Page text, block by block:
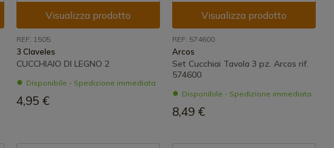
Visualizza prodotto
REF: 1505
3 Claveles
CUCCHIAIO DI LEGNO 2
Disponibile - Spedizione immediata
4,95 €
Visualizza prodotto
REF: 574600
Arcos
Set Cucchiai Tavola 3 pz. Arcos rif.
574600
Disponibile - Spedizione immediata
8,49 €